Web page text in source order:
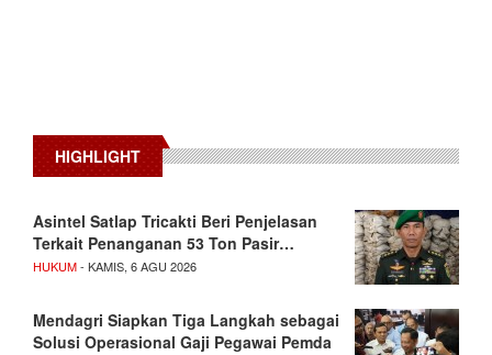
HIGHLIGHT
Asintel Satlap Tricakti Beri Penjelasan
Terkait Penanganan 53 Ton Pasir…
HUKUM- KAMIS, 6 AGU 2026
Mendagri Siapkan Tiga Langkah sebagai
Solusi Operasional Gaji Pegawai Pemda